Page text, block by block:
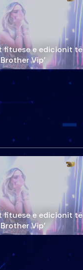
fituese e edicionit të
Vip’
fituese e edicionit të
Vip’